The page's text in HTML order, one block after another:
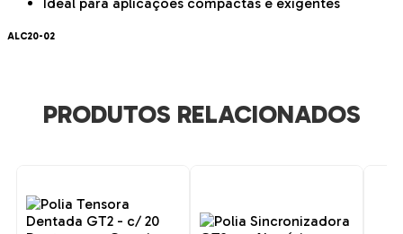
ALC20-02
PRODUTOS RELACIONADOS